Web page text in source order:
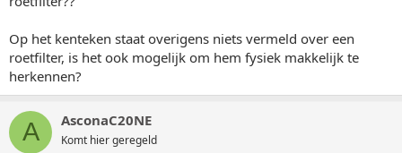
Op het kenteken staat overigens niets vermeld over een
roetfilter, is het ook mogelijk om hem fysiek makkelijk te
herkennen?
A AsconaC20NE
Komt hier geregeld